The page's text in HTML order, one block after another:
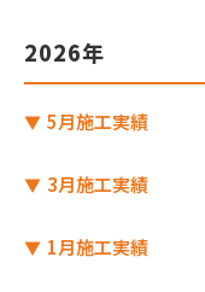
2026年
5月施工実績
3月施工実績
1月施工実績